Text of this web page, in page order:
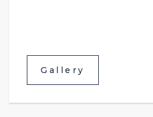
Gallery